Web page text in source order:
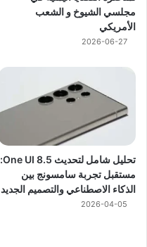
مجلسي الشيوخ و الشعب
الأمريكي
2026-06-27
تحليل شامل لتحديث One UI 8.5:
مستقبل تجربة سامسونج بين
الذكاء الاصطناعي والتصميم الجديد
2026-04-05